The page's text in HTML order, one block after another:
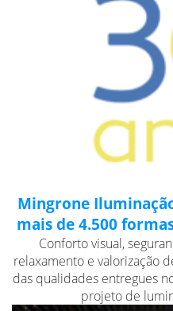
Mingrone
mais de 4.500
Conforto visual,
relaxamento e valorização
das qualidades entregues
projeto de